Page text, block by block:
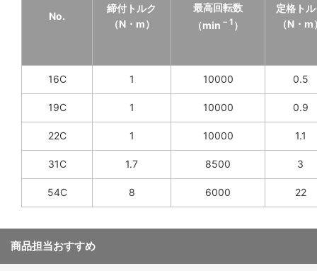
No.
締付トルク
（N・m）
最高回転数
（min －1 ）
定格ト
（N・m
16C 1 10000 0.5
19C 1 10000 0.9
22C 1 10000 1.1
31C 1.7 8500 3
54C 8 6000 22
商品担当おすすめ